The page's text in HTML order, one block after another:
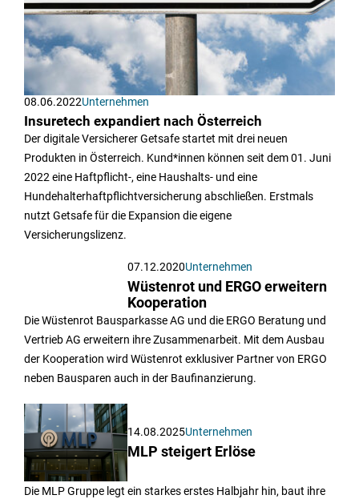
08.06.2022Unternehmen
Insuretech expandiert nach Österreich
Der digitale Versicherer Getsafe startet mit drei neuen
Produkten in Österreich. Kund*innen können seit dem 01. Juni
2022 eine Haftpflicht-, eine Haushalts- und eine
Hundehalterhaftpflichtversicherung abschließen. Erstmals
nutzt Getsafe für die Expansion die eigene
Versicherungslizenz.
07.12.2020Unternehmen
Wüstenrot und ERGO erweitern
Kooperation
Die Wüstenrot Bausparkasse AG und die ERGO Beratung und
Vertrieb AG erweitern ihre Zusammenarbeit. Mit dem Ausbau
der Kooperation wird Wüstenrot exklusiver Partner von ERGO
neben Bausparen auch in der Baufinanzierung.
14.08.2025Unternehmen
MLP steigert Erlöse
Die MLP Gruppe legt ein starkes erstes Halbjahr hin, baut ihre